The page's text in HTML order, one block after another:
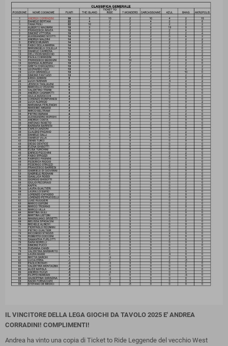
IL VINCITORE DELLA LEGA GIOCHI DA TAVOLO 2025 E' ANDREA
CORRADINI! COMPLIMENTI!
Andrea ha vinto una copia di Ticket to Ride Leggende del vecchio West